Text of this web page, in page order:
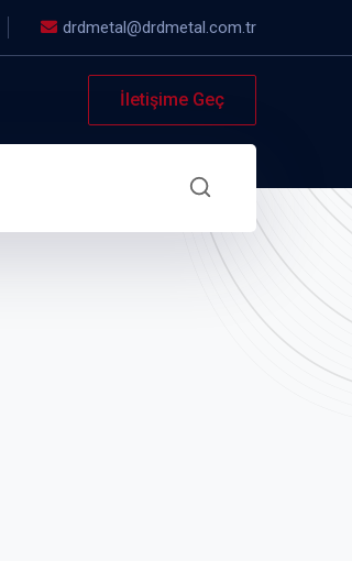
drdmetal@drdmetal.com.tr
İletişime Geç